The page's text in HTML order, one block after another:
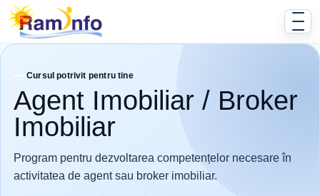
Cursul potrivit pentru tine
Agent Imobiliar / Broker
Imobiliar
Program pentru dezvoltarea competențelor necesare în
activitatea de agent sau broker imobiliar.